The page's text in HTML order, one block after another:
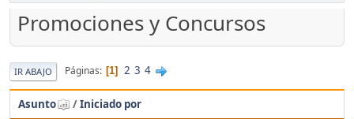
Promociones y Concursos
IR ABAJO Páginas 1 2 3 4
Asunto /Iniciado por